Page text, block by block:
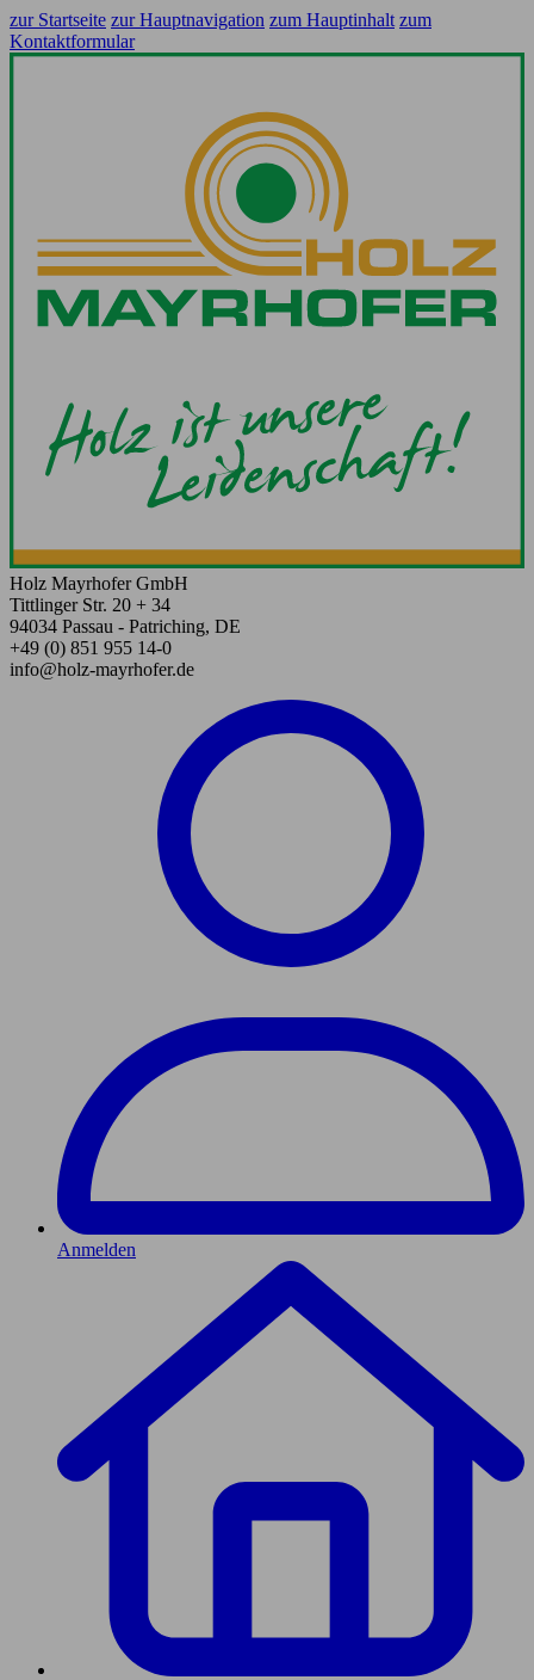
zur Startseite zur Hauptnavigation zum Hauptinhalt zum
Kontaktformular
Holz Mayrhofer GmbH
Tittlinger Str. 20 + 34
94034 Passau - Patriching, DE
+49 (0) 851 955 14-0
info@holz-mayrhofer.de
Anmelden